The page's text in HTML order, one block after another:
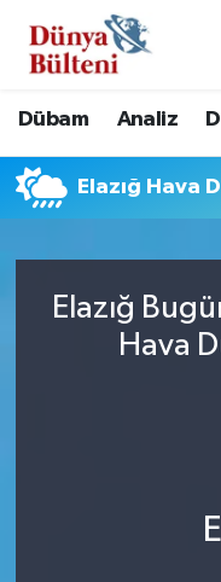
Dübam Analiz
Elazığ Hava
Elazığ
Hava
Hava Durumu
Namaz Vakitleri
Süper Lig Puan